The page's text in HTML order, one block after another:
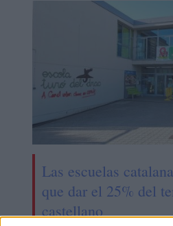
Las escuelas
que dar el 25% del
castellano